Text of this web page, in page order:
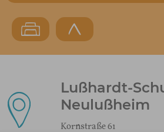
Lußhardt-
Neulußheim
Kornstraße 61